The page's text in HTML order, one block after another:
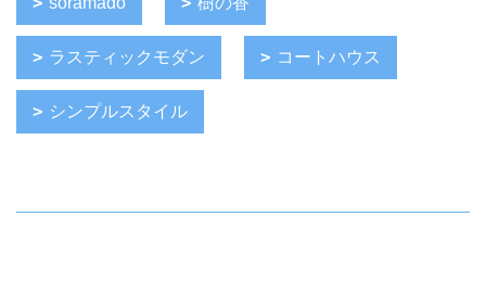
ラスティックモダン コートハウス
シンプルスタイル